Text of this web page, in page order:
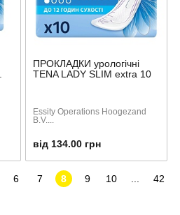
ПРОКЛАДКИ урологічні
TENA LADY SLIM extra 10
Essity Operations Hoogezand
B.V....
від 134.00 грн
6 7 8 9 10 42